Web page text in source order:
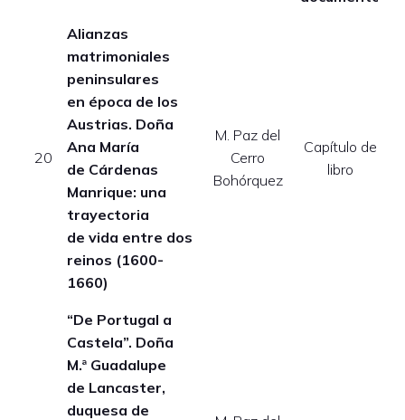
20
Alianzas
matrimoniales
peninsulares
en época de los
Austrias. Doña
Ana María
de Cárdenas
Manrique: una
trayectoria
de vida entre dos
reinos (1600-
1660)
M. Paz del
Cerro
Bohórquez
Capítulo de
libro
“De Portugal a
Castela”. Doña
M.ª Guadalupe
de Lancaster,
duquesa de